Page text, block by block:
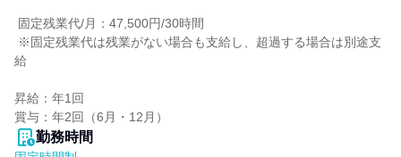
給
昇給：年1回
賞与：年2回（6月・12月）
勤務時間